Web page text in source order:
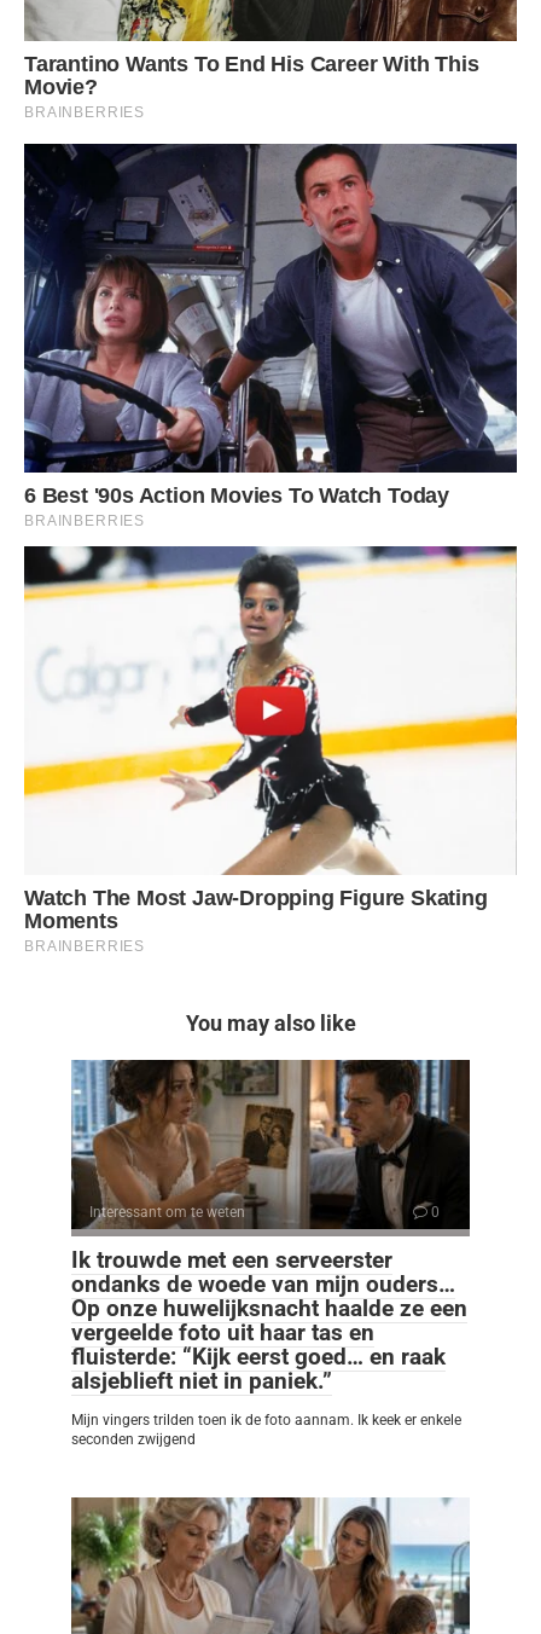
You may also like
Interessant om te weten 0
Ik trouwde met een serveerster
ondanks de woede van mijn ouders…
Op onze huwelijksnacht haalde ze een
vergeelde foto uit haar tas en
fluisterde: “Kijk eerst goed… en raak
alsjeblieft niet in paniek.”
Mijn vingers trilden toen ik de foto aannam. Ik keek er enkele
seconden zwijgend